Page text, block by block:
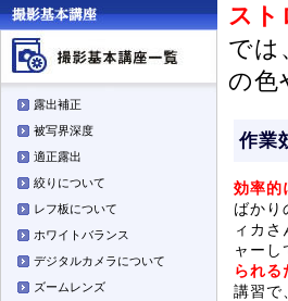
露出補正
被写界深度
適正露出
絞りについて
レフ板について
ホワイトバランス
デジタルカメラについて
ズームレンズ
スト
では
の色
作業
効率的
ばかり
ィカ
ャーし
られ
講習で